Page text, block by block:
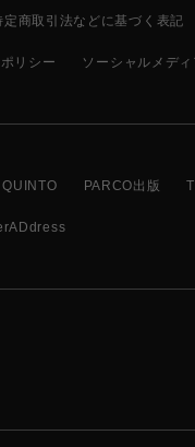
定商取引法などに基づく表記
リシー ソーシャルメデ
PARCO出版